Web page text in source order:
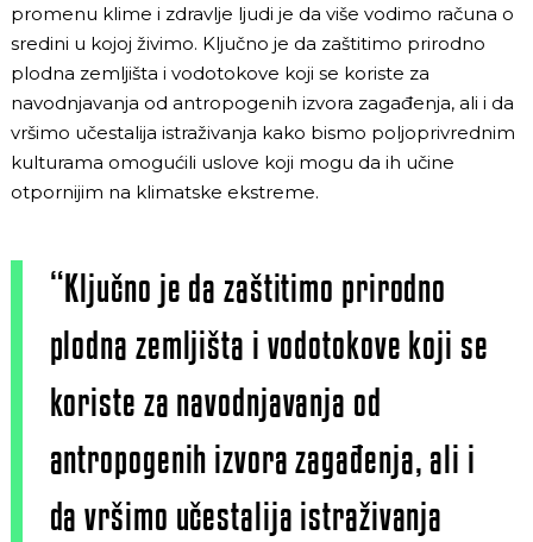
promenu klime i zdravlje ljudi je da više vodimo računa o
sredini u kojoj živimo. Ključno je da zaštitimo prirodno
plodna zemljišta i vodotokove koji se koriste za
navodnjavanja od antropogenih izvora zagađenja, ali i da
vršimo učestalija istraživanja kako bismo poljoprivrednim
kulturama omogućili uslove koji mogu da ih učine
otpornijim na klimatske ekstreme.
“Ključno je da zaštitimo prirodno
plodna zemljišta i vodotokove koji se
koriste za navodnjavanja od
antropogenih izvora zagađenja, ali i
da vršimo učestalija istraživanja